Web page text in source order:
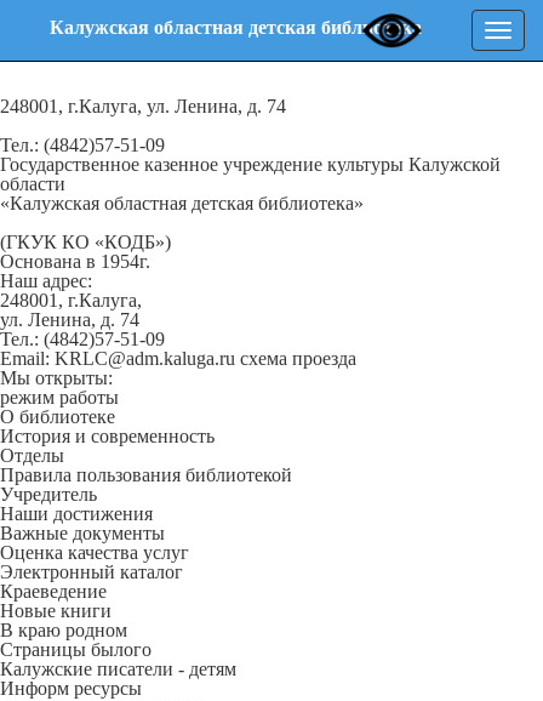
Калужская областная детская библиотека
248001, г.Калуга, ул. Ленина, д. 74
Тел.: (4842)57-51-09
Государственное казенное учреждение культуры Калужской
области
«Калужская областная детская библиотека»
(ГКУК КО «КОДБ»)
Основана в 1954г.
Наш адрес:
248001, г.Калуга,
ул. Ленина, д. 74
Тел.: (4842)57-51-09
Email: KRLC@adm.kaluga.ru схема проезда
Мы открыты:
режим работы
О библиотеке
История и современность
Отделы
Правила пользования библиотекой
Учредитель
Наши достижения
Важные документы
Оценка качества услуг
Электронный каталог
Краеведение
Новые книги
В краю родном
Страницы былого
Калужские писатели - детям
Информ ресурсы